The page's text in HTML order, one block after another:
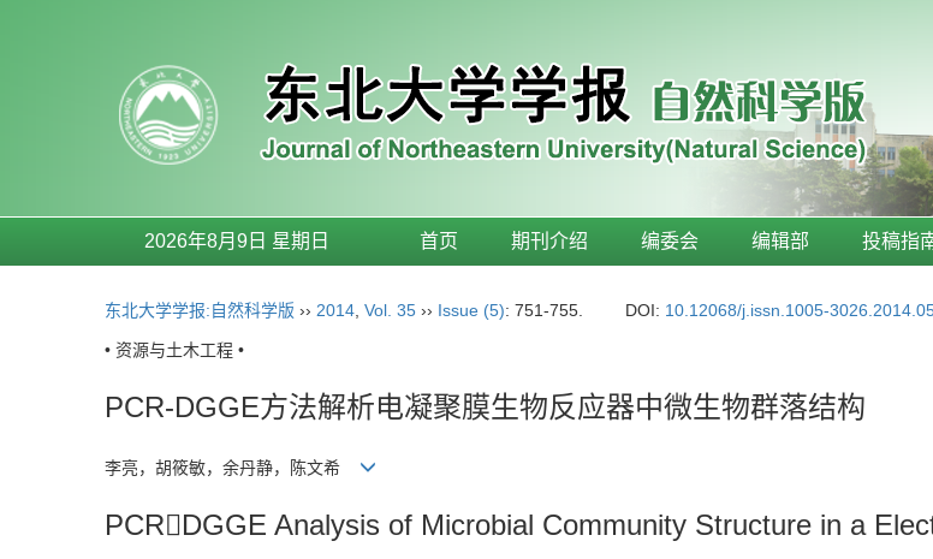
2026年8月9日 星期日 首页 期刊介绍 编委会 编辑部 投稿指
东北大学学报:自然科学版 ›› 2014 Vol. 35 ›› Issue (5): 751-755. DOI: 10.12068/j.issn.1005-
• 资源与土木工程 •
PCR-DGGE方法解析电凝聚膜生物反应器中微生物群落结构
李亮，胡筱敏，余丹静，陈文希
PCRDGGE Analysis of Microbial Community Structure in a